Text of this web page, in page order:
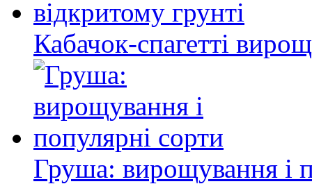
Кабачок-спагетті
Груша: вирощування і